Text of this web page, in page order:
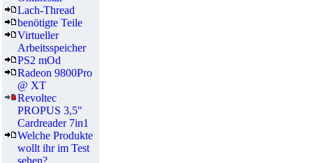
Lach-Thread
benötigte Teile
Virtueller
Arbeitsspeicher
PS2 mOd
Radeon 9800Pro
@ XT
Revoltec
PROPUS 3,5"
Cardreader 7in1
Welche Produkte
wollt ihr im Test
sehen?